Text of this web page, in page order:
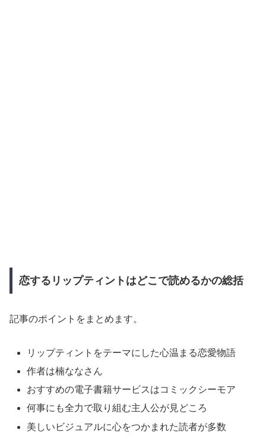
恋するリップティントはどこで読めるかの総括
記事のポイントをまとめます。
リップティントをテーマにした心温まる恋愛物語
作者は楠ななさん
おすすめの電子書籍サービスはコミックシーモア
何事にも全力で取り組む主人公が見どころ
美しいビジュアルに心をつかまれた読者が多数